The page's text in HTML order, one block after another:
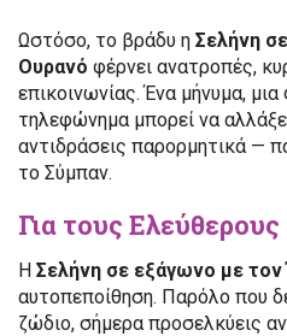
Ωστόσο, το βράδυ η Σελήνη
Ουρανό φέρνει ανατροπές,
επικοινωνίας. Ένα μήνυμα,
τηλεφώνημα μπορεί να
αντιδράσεις παρορμητικά —
το Σύμπαν.
Για τους Ελεύθερους
Η Σελήνη σε εξάγωνο με τον
αυτοπεποίθηση. Παρόλο που
ζώδιο, σήμερα προσελκύεις